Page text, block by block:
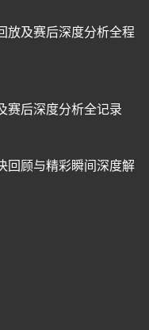
放及赛后深度分析全程
赛后深度分析全记录
回顾与精彩瞬间深度解